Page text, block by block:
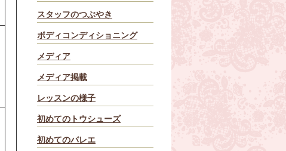
スタッフのつぶやき
ボディコンディショニング
メディア
メディア掲載
レッスンの様子
初めてのトウシューズ
初めてのバレエ